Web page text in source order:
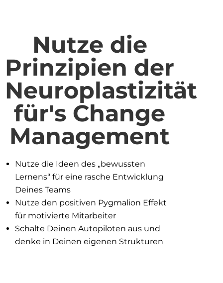
Nutze die
Prinzipien der
Neuroplastizität
für's Change
Management
Nutze die Ideen des „bewussten
Lernens“ für eine rasche Entwicklung
Deines Teams
Nutze den positiven Pygmalion Effekt
für motivierte Mitarbeiter
Schalte Deinen Autopiloten aus und
denke in Deinen eigenen Strukturen